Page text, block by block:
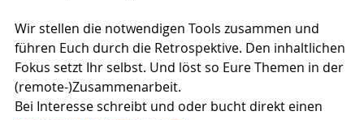
Wir stellen die notwendigen Tools zusammen und
führen Euch durch die Retrospektive. Den inhaltlichen
Fokus setzt Ihr selbst. Und löst so Eure Themen in der
(remote-)Zusammenarbeit.
Bei Interesse schreibt und oder bucht direkt einen